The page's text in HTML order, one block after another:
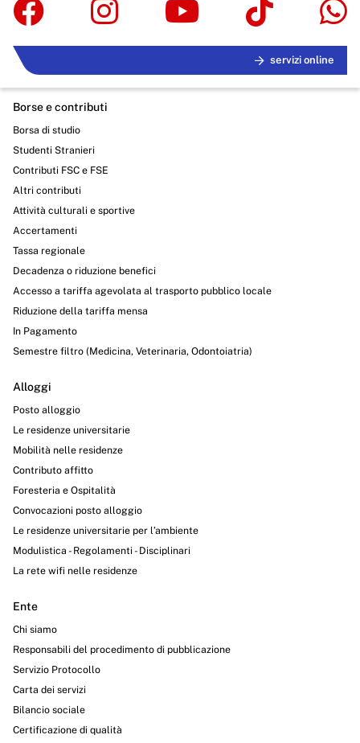
servizi online
Borse e contributi
Borsa di studio
Studenti Stranieri
Contributi FSC e FSE
Altri contributi
Attività culturali e sportive
Accertamenti
Tassa regionale
Decadenza o riduzione benefici
Accesso a tariffa agevolata al trasporto pubblico locale
Riduzione della tariffa mensa
In Pagamento
Semestre filtro (Medicina, Veterinaria, Odontoiatria)
Alloggi
Posto alloggio
Le residenze universitarie
Mobilità nelle residenze
Contributo affitto
Foresteria e Ospitalità
Convocazioni posto alloggio
Le residenze universitarie per l’ambiente
Modulistica - Regolamenti - Disciplinari
La rete wifi nelle residenze
Ente
Chi siamo
Responsabili del procedimento di pubblicazione
Servizio Protocollo
Carta dei servizi
Bilancio sociale
Certificazione di qualità